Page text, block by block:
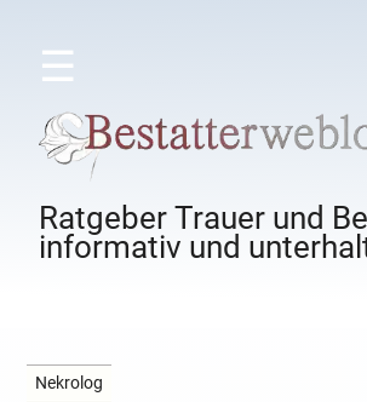
☰
Ratgeber Trauer und
informativ und
Nekrolog